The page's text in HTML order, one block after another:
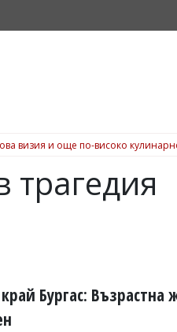
визия и още по-високо
трагедия
Бургас: Възрастна